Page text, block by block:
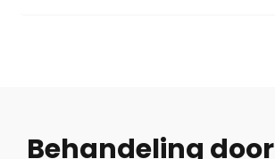
Behandeling door